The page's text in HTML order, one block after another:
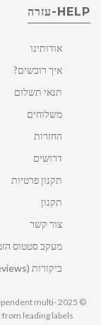
HELP-עזרה
אודותינו
איך רוכשים?
תנאי תשלום
משלוחים
החזרות
דרושים
תקנון פרטיות
תקנון
צור קשר
מעקב סטטוס
ביקורות MallShoes (Reviews)
multi-
leading labels.